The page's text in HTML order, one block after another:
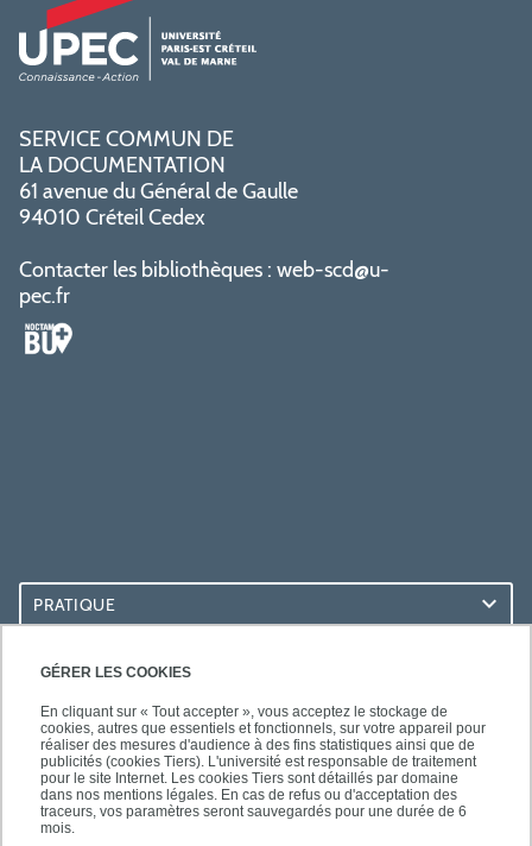
GÉRER LES COOKIES
En cliquant sur « Tout accepter », vous acceptez le stockage de
cookies, autres que essentiels et fonctionnels, sur votre appareil pour
réaliser des mesures d'audience à des fins statistiques ainsi que de
publicités (cookies Tiers). L'université est responsable de traitement
pour le site Internet. Les cookies Tiers sont détaillés par domaine
dans nos mentions légales. En cas de refus ou d'acceptation des
traceurs, vos paramètres seront sauvegardés pour une durée de 6
mois.
SERVICE COMMUN DE
LA DOCUMENTATION
61 avenue du Général de Gaulle
94010 Créteil Cedex
Contacter les bibliothèques : web-scd@u-
pec.fr
PRATIQUE
ACCÈS RAPIDES
LES BU SUR...